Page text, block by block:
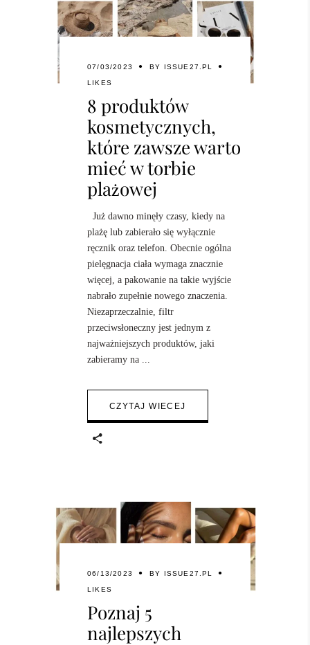
07/03/2023 BY ISSUE27.PL
LIKES
8 produktów
kosmetycznych,
które zawsze warto
mieć w torbie
plażowej
Już dawno minęły czasy, kiedy na
plażę lub zabierało się wyłącznie
ręcznik oraz telefon. Obecnie ogólna
pielęgnacja ciała wymaga znacznie
więcej, a pakowanie na takie wyjście
nabrało zupełnie nowego znaczenia.
Niezaprzeczalnie, filtr
przeciwsłoneczny jest jednym z
najważniejszych produktów, jaki
zabieramy na
CZYTAJ WIECEJ
06/13/2023 BY ISSUE27.PL
LIKES
Poznaj 5
najlepszych